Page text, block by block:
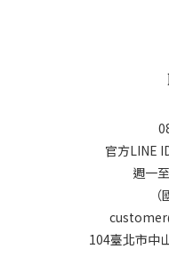
官方LINE
週一
104臺北市中